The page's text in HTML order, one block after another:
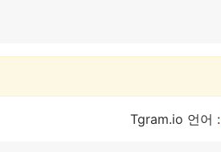
Tgram.io 언어 :